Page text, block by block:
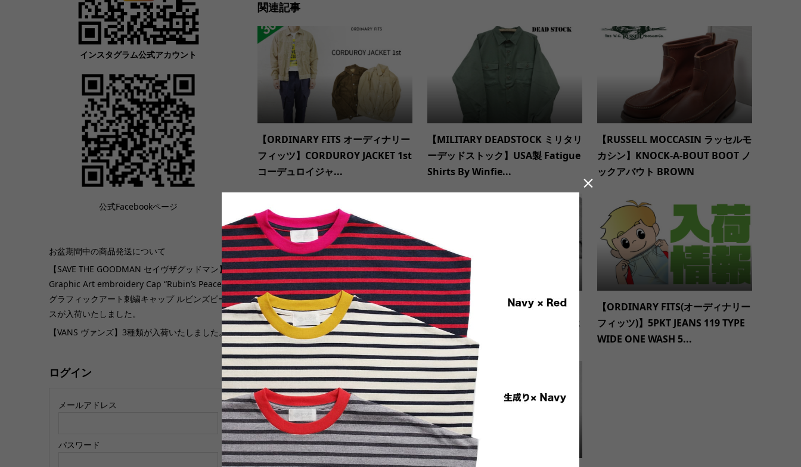
関連記事
【ORDINARY FITS オーディナリー
フィッツ】CORDUROY JACKET 1st
コーデュロイジャ...
【MILITARY DEADSTOCK ミリタリ
ーデッドストック】USA製 Fatigue
Shirts By Winfie...
【RUSSELL MOCCASIN ラッセルモ
カシン】KNOCK-A-BOUT BOOT ノ
ックアバウト BROWN
【WALLA WALLA SPORT ワラワラ
スポーツ】S/S BASEBALL Tee W/P
OCKET ショートスリ...
【WALLA WALLA SPORT ワラワラ
スポーツ】US MADE THERMAL CR
EW ユーエス メイド サ...
【ORDINARY FITS(オーディナリー
フィッツ)】5PKT JEANS 119 TYPE
WIDE ONE WASH 5...
インスタグラム公式アカウント
公式Facebookページ
お盆期間中の商品発送について
【SAVE THE GOODMAN セイヴザグッドマン】
Graphic Art embroidery Cap “Rubin’s Peace”
グラフィックアート刺繍キャップ ルビンズピー
スが入荷いたしました。
【VANS ヴァンズ】3種類が入荷いたしました。
ログイン
メールアドレス
パスワード
